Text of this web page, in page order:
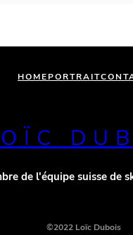
HOMEPORTRAIT
de l'équipe suisse de
©2022 Loïc Dubois